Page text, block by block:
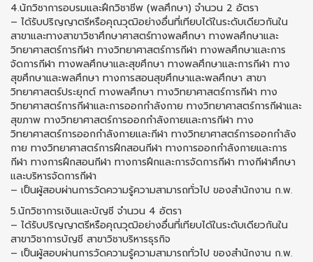
4.นักวิชาการอบรมและฝึกวิชาชีพ (พลศึกษา) จำนวน 2 อัตรา
– ได้รับปริญญาตรีหรือคุณวุฒิอย่างอื่นที่เทียบได้ในระดับเดียวกันใน
สาขาและทางสาขาวิชาศึกษาศาสตร์ทางพลศึกษา ทางพลศึกษาและ
วิทยาศาสตร์การกีฬา ทางวิทยาศาสตร์การกีฬา ทางพลศึกษาและการ
จัดการกีฬา ทางพลศึกษาและสุขศึกษา ทางพลศึกษาและการกีฬา ทาง
สุขศึกษาและพลศึกษา ทางการสอนสุขศึกษาและพลศึกษา สาขา
วิทยาศาสตร์ประยุกต์ ทางพลศึกษา ทางวิทยาศาสตร์การกีฬา ทาง
วิทยาศาสตร์การกีฬาและการออกกำลังกาย ทางวิทยาศาสตร์การกีฬาและ
สุขภาพ ทางวิทยาศาสตร์การออกกำลังกายและการกีฬา ทาง
วิทยาศาสตร์การออกกำลังกายและกีฬา ทางวิทยาศาสตร์การออกกำลัง
กาย ทางวิทยาศาสตร์การฝึกสอนกีฬา ทางการออกกำลังกายและการ
กีฬา ทางการฝึกสอนกีฬา ทางการฝึกและการจัดการกีฬา ทางกีฬาศึกษา
และบริหารจัดการกีฬา
– เป็นผู้สอบผ่านการวัดความรู้ความสามารถทั่วไป ของสำนักงาน ก.พ.
5.นักวิชาการเงินและบัญชี จำนวน 4 อัตรา
– ได้รับปริญญาตรีหรือคุณวุฒิอย่างอื่นที่เทียบได้ในระดับเดียวกันใน
สาขาวิชาการบัญชี สาขาวิชาบริหารธุรกิจ
– เป็นผู้สอบผ่านการวัดความรู้ความสามารถทั่วไป ของสำนักงาน ก.พ.